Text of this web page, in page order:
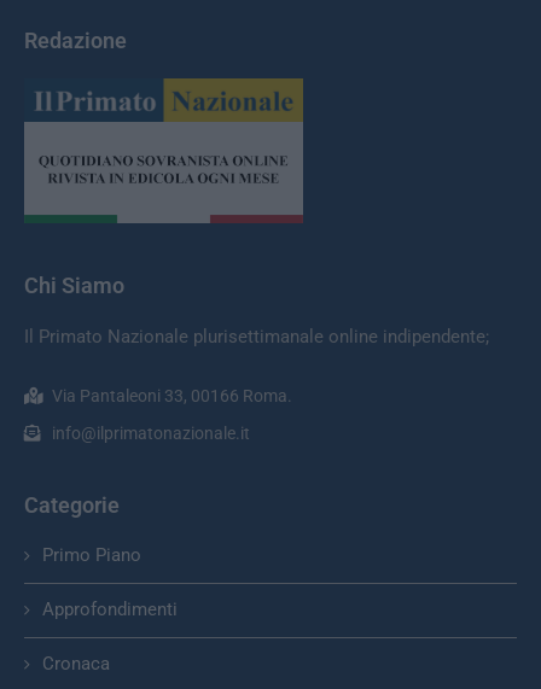
Redazione
Chi Siamo
Il Primato Nazionale plurisettimanale online indipendente;
Via Pantaleoni 33, 00166 Roma.
info@ilprimatonazionale.it
Categorie
Primo Piano
Approfondimenti
Cronaca